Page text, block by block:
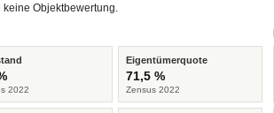
Objektbewertung.
2022
Eigentümerquote
71,5 %
Zensus 2022